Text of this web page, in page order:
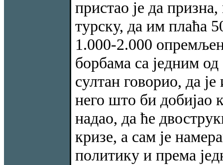
пристао је да
турску, да им плаћа
1.000-2.000
борбама са једним од
султан говорио, да
него што би добијао
надао, да ће
кризе, а сам је
политику и према